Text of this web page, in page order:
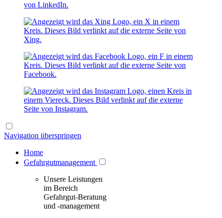
Navigation überspringen
Home
Gefahrgutmanagement
Unsere Leistungen
im Bereich
Gefahrgut-Beratung
und -management